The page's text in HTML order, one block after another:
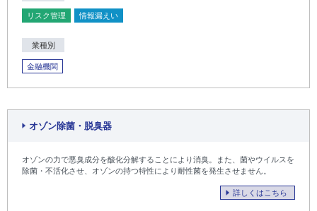
リスク管理 情報漏えい
業種別
金融機関
オゾン除菌・脱臭器
オゾンの力で悪臭成分を酸化分解することにより消臭。また、菌やウイルスを
除菌・不活化させ、オゾンの持つ特性により耐性菌を発生させません。
詳しくはこちら